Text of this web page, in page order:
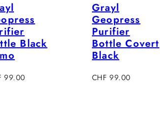
Black
99.00
Grayl
Geopress
Purifier
Bottle Covert
Black
Regulärer
CHF 99.00